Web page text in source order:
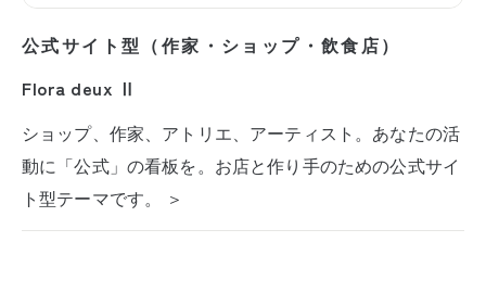
公式サイト型（作家・ショップ・飲食店）
Flora deux Ⅱ
ショップ、作家、アトリエ、アーティスト。あなたの活
動に「公式」の看板を。お店と作り手のための公式サイ
ト型テーマです。 ＞